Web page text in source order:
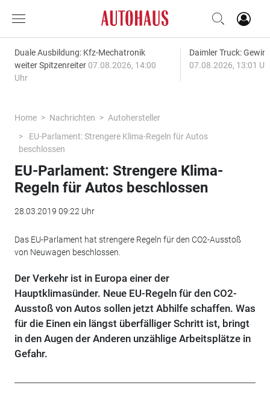
Duale Ausbildung: Kfz-Mechatronik
weiter Spitzenreiter 07.08.2026, 14:00
Uhr
Daimler Truck:
07.08.2026, 13:01
Home Nachrichten
Autohersteller
EU-Parlament: Strengere Klima-Regeln für Autos
beschlossen
EU-Parlament: Strengere Klima-
Regeln für Autos beschlossen
28.03.2019 09:22 Uhr
Das EU-Parlament hat strengere Regeln für den CO2-Ausstoß
von Neuwagen beschlossen.
Der Verkehr ist in Europa einer der
Hauptklimasünder. Neue EU-Regeln für den CO2-
Ausstoß von Autos sollen jetzt Abhilfe schaffen. Was
für die Einen ein längst überfälliger Schritt ist, bringt
in den Augen der Anderen unzählige Arbeitsplätze in
Gefahr.